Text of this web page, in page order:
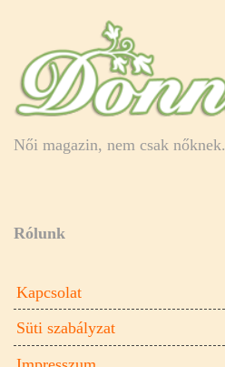
Női magazin, nem csak nőknek.
Rólunk
Kapcsolat
Süti szabályzat